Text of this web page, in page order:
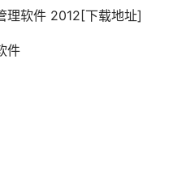
理软件 2012[下载地址]
件